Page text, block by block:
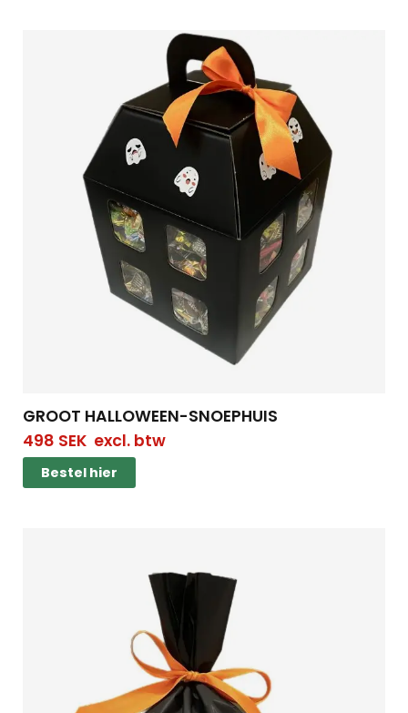
GROOT HALLOWEEN-SNOEPHUIS
498 SEKexcl. btw
Bestel hier